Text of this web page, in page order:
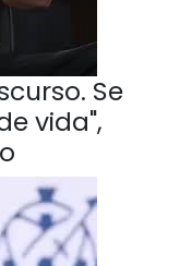
Se
vida",